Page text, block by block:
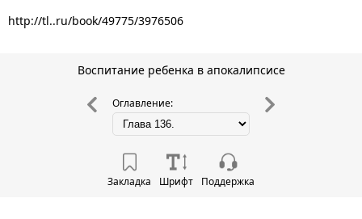
http://tl..ru/book/49775/3976506
Воспитание ребенка в апокалипсисе
Оглавление:
Закладка Шрифт Поддержка